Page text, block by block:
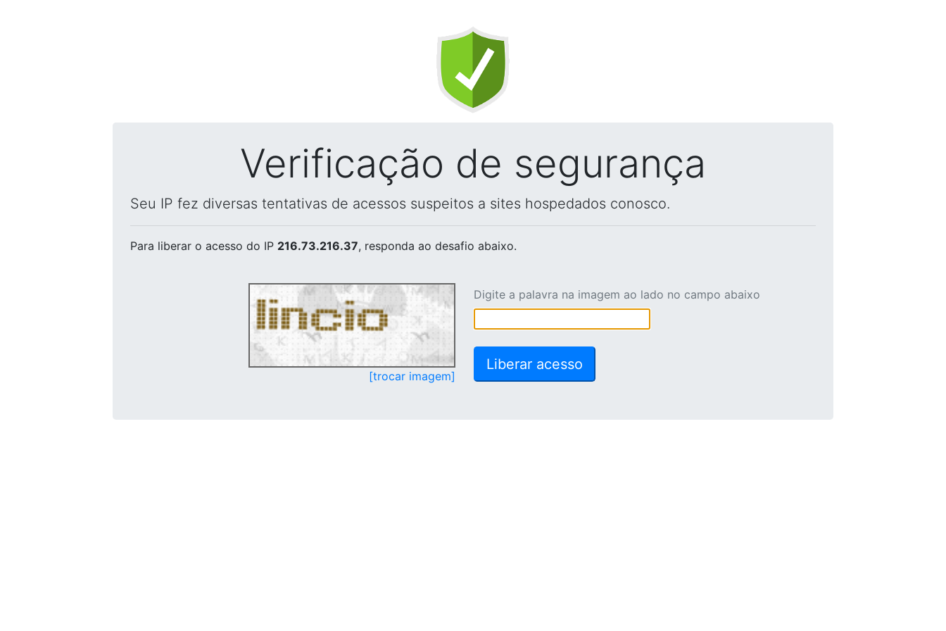
Verificação de segurança
Seu IP fez diversas tentativas de acessos suspeitos a sites hospedados conosco.
Para liberar o acesso do IP 216.73.216.37, responda ao desafio abaixo.
[trocar imagem]
Digite a palavra na imagem ao lado no campo abaixo